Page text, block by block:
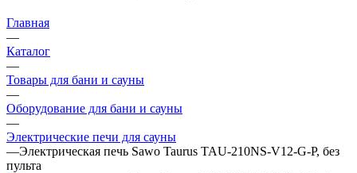
Главная
—
Каталог
—
Товары для бани и сауны
—
Оборудование для бани и сауны
—
Электрические печи для сауны
—Электрическая печь Sawo Taurus TAU-210NS-V12-G-P, без
пульта